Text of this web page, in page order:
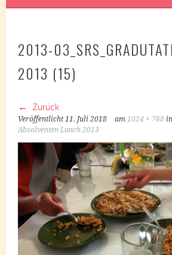
2013-
2013 (15)
Zurück
Veröffentlicht11. Juli 2018 am1024 × 768
Absolventen Lunch 2013